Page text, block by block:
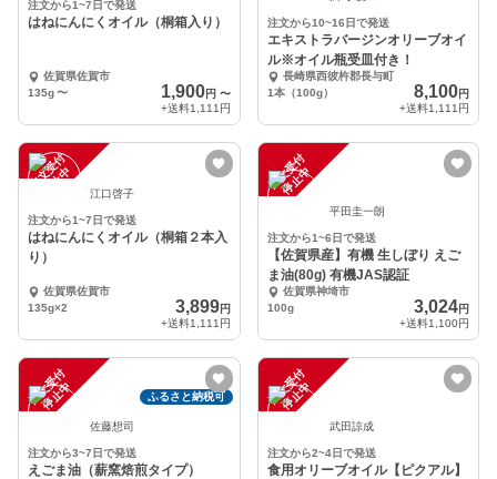
注文から1~7日で発送
はねにんにくオイル（桐箱入り）
佐賀県佐賀市
135g〜 1,900円 〜
+送料1,111円
注文から10~16日で発送
エキストラバージンオリーブオイ
ル※オイル瓶受皿付き！
長崎県西彼杵郡長与町
1本（100g）
8,100円
+送料1,111円
注
文
受
付
停
止
中 江口啓子
注文から1~7日で発送
はねにんにくオイル（桐箱２本入
り）
佐賀県佐賀市
135g×2
3,899円
+送料1,111円
注
文
受
付
停
止
中
平田圭一朗
注文から1~6日で発送
【佐賀県産】有機 生しぼり えご
ま油(80g) 有機JAS認証
佐賀県神埼市
100g
3,024円
+送料1,100円
注
文
受
付
停
止
中 ふるさと納税可
佐藤想司
注文から3~7日で発送
えごま油（薪窯焙煎タイプ）
注
文
受
付
停
止
中
武田諒成
注文から2~4日で発送
食用オリーブオイル【ピクアル】